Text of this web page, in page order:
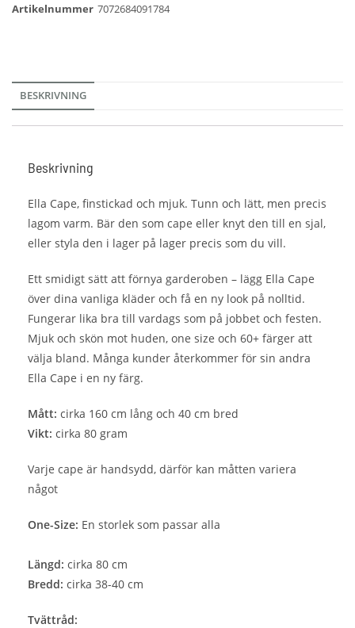
Artikelnummer 7072684091784
BESKRIVNING
Beskrivning
Ella Cape, finstickad och mjuk. Tunn och lätt, men precis
lagom varm. Bär den som cape eller knyt den till en sjal,
eller styla den i lager på lager precis som du vill.
Ett smidigt sätt att förnya garderoben – lägg Ella Cape
över dina vanliga kläder och få en ny look på nolltid.
Fungerar lika bra till vardags som på jobbet och festen.
Mjuk och skön mot huden, one size och 60+ färger att
välja bland. Många kunder återkommer för sin andra
Ella Cape i en ny färg.
Mått: cirka 160 cm lång och 40 cm bred
Vikt: cirka 80 gram
Varje cape är handsydd, därför kan måtten variera
något
One-Size: En storlek som passar alla
Längd: cirka 80 cm
Bredd: cirka 38-40 cm
Tvättråd: